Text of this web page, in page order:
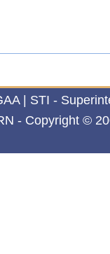
| STI -
- Copyright ©